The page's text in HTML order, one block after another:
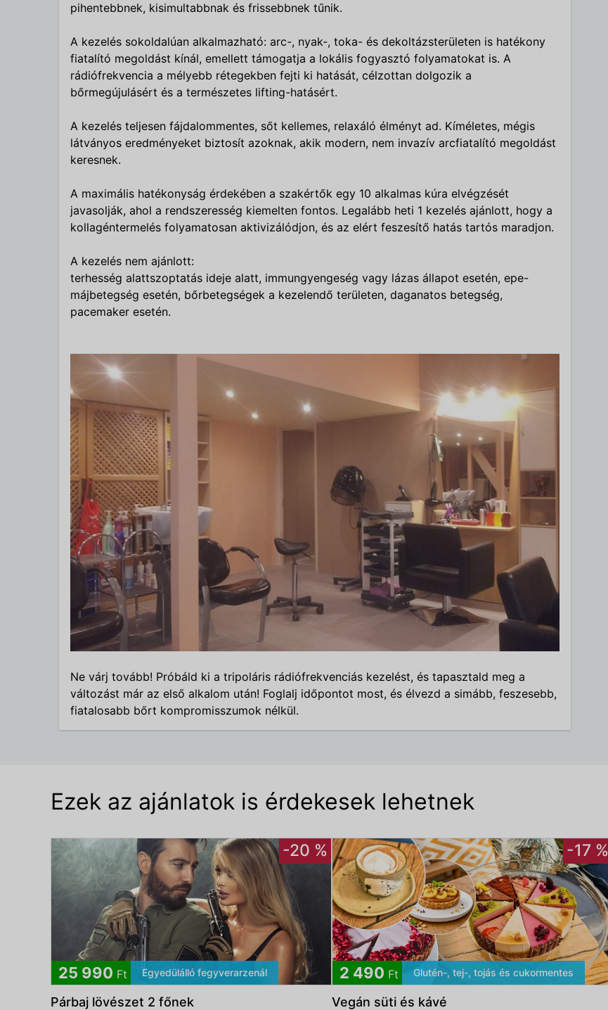
pihentebbnek, kisimultabbnak és frissebbnek tűnik.
A kezelés sokoldalúan alkalmazható: arc-, nyak-, toka- és dekoltázsterületen is hatékony
fiatalító megoldást kínál, emellett támogatja a lokális fogyasztó folyamatokat is. A
rádiófrekvencia a mélyebb rétegekben fejti ki hatását, célzottan dolgozik a
bőrmegújulásért és a természetes lifting-hatásért.
A kezelés teljesen fájdalommentes, sőt kellemes, relaxáló élményt ad. Kíméletes, mégis
látványos eredményeket biztosít azoknak, akik modern, nem invazív arcfiatalító megoldást
keresnek.
A maximális hatékonyság érdekében a szakértők egy 10 alkalmas kúra elvégzését
javasolják, ahol a rendszeresség kiemelten fontos. Legalább heti 1 kezelés ajánlott, hogy a
kollagéntermelés folyamatosan aktivizálódjon, és az elért feszesítő hatás tartós maradjon.
A kezelés nem ajánlott:
terhesség alattszoptatás ideje alatt, immungyengeség vagy lázas állapot esetén, epe-
májbetegség esetén, bőrbetegségek a kezelendő területen, daganatos betegség,
pacemaker esetén.
Ne várj tovább! Próbáld ki a tripoláris rádiófrekvenciás kezelést, és tapasztald meg a
változást már az első alkalom után! Foglalj időpontot most, és élvezd a simább, feszesebb,
fiatalosabb bőrt kompromisszumok nélkül.
Ezek az ajánlatok is érdekesek lehetnek
-20 %
25 990 Ft Egyedülálló fegyverarzenál
Párbaj lövészet 2 főnek
-17 %
2 490 Ft Glutén-, tej-, tojás és cukormentes
Vegán süti és kávé